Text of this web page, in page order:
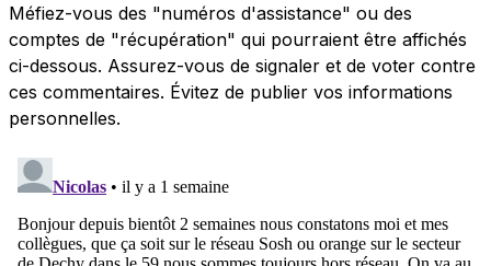
Méfiez-vous des "numéros d'assistance" ou des
comptes de "récupération" qui pourraient être affichés
ci-dessous. Assurez-vous de signaler et de voter contre
ces commentaires. Évitez de publier vos informations
personnelles.